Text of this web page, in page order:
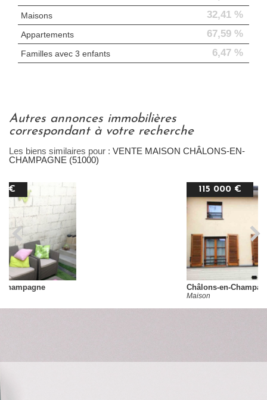
Maisons 32,41 %
Appartements 67,59 %
Familles avec 3 enfants 6,47 %
autres annonces immobilières
correspondant à votre recherche
Les biens similaires pour : VENTE MAISON CHÂLONS-EN-
CHAMPAGNE (51000)